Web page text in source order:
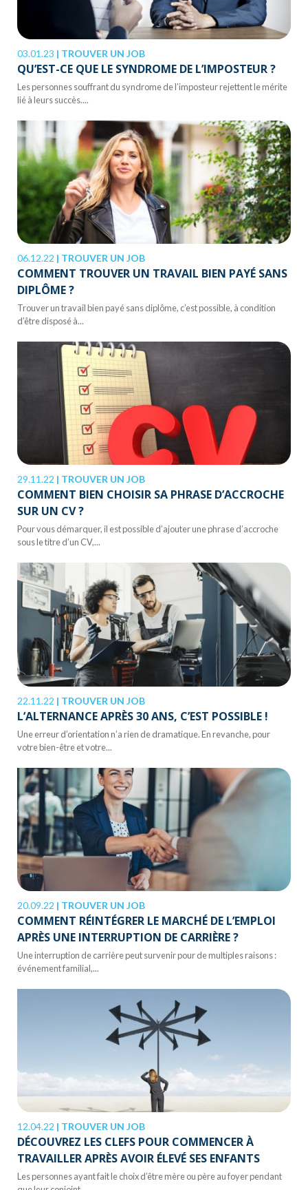
03.01.23 | TROUVER UN JOB
QU’EST-CE QUE LE SYNDROME DE L’IMPOSTEUR ?
Les personnes souffrant du syndrome de l’imposteur rejettent le mérite
lié à leurs succès....
06.12.22 | TROUVER UN JOB
COMMENT TROUVER UN TRAVAIL BIEN PAYÉ SANS
DIPLÔME ?
Trouver un travail bien payé sans diplôme, c’est possible, à condition
d’être disposé à...
29.11.22 | TROUVER UN JOB
COMMENT BIEN CHOISIR SA PHRASE D’ACCROCHE
SUR UN CV ?
Pour vous démarquer, il est possible d’ajouter une phrase d’accroche
sous le titre d’un CV,...
22.11.22 | TROUVER UN JOB
L’ALTERNANCE APRÈS 30 ANS, C’EST POSSIBLE !
Une erreur d’orientation n’a rien de dramatique. En revanche, pour
votre bien-être et votre...
20.09.22 | TROUVER UN JOB
COMMENT RÉINTÉGRER LE MARCHÉ DE L’EMPLOI
APRÈS UNE INTERRUPTION DE CARRIÈRE ?
Une interruption de carrière peut survenir pour de multiples raisons :
événement familial,...
12.04.22 | TROUVER UN JOB
DÉCOUVREZ LES CLEFS POUR COMMENCER À
TRAVAILLER APRÈS AVOIR ÉLEVÉ SES ENFANTS
Les personnes ayant fait le choix d’être mère ou père au foyer pendant